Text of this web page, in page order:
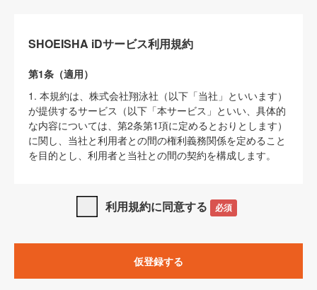
SHOEISHA iDサービス利用規約
第1条（適用）
1. 本規約は、株式会社翔泳社（以下「当社」といいます）
が提供するサービス（以下「本サービス」といい、具体的
な内容については、第2条第1項に定めるとおりとします）
に関し、当社と利用者との間の権利義務関係を定めること
を目的とし、利用者と当社との間の契約を構成します。
SHOEISHA iDプライバシーポリシー」及び「
サイト上でのデータの利用について（Cookieポリシー）
3. 本規約の内容と、前項に記載する定めその他当社が定め
利用規約に同意する 必須
仮登録する